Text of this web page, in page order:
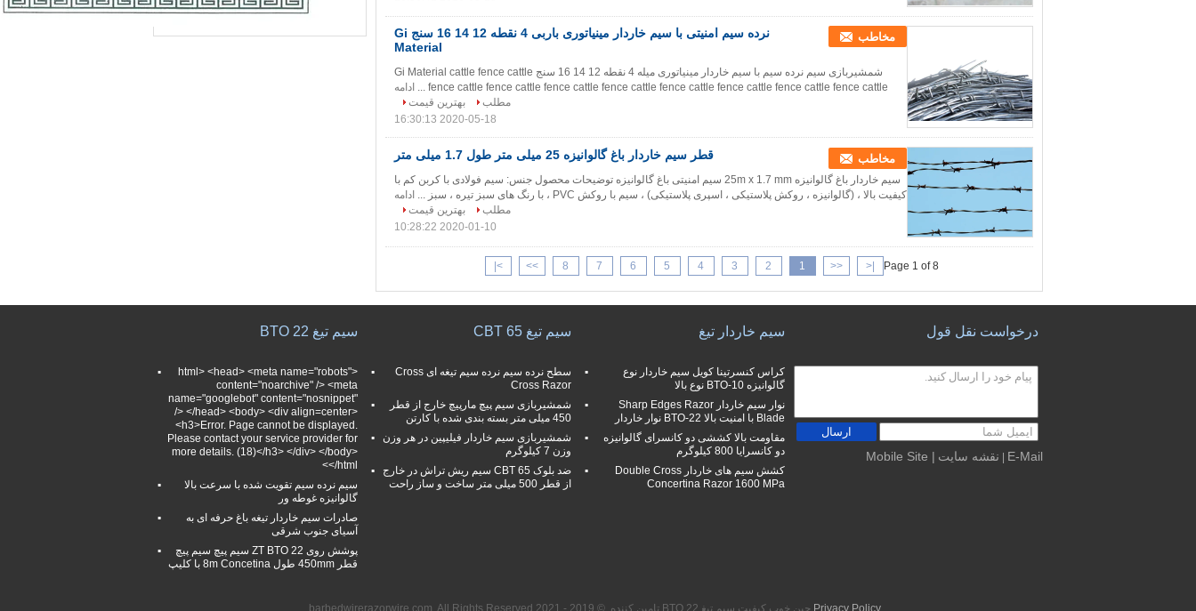
نرده سیم امنیتی با سیم خاردار مینیاتوری باربی 4 نقطه 12 14 16 سنج Gi
Material
مخاطب
شمشیربازی سیم نرده سیم با سیم خاردار مینیاتوری میله 4 نقطه 12 14 16 سنج Gi Material cattle fence cattle
fence cattle fence cattle fence cattle fence cattle fence cattle fence cattle fence cattle fence cattle ...
ادامه
مطلب
بهترین قیمت
2020-05-18 16:30:13
قطر سیم خاردار باغ گالوانیزه 25 میلی متر طول 1.7 میلی متر مخاطب
سیم خاردار باغ گالوانیزه 25m x 1.7 mm سیم امنیتی باغ گالوانیزه توضیحات محصول جنس: سیم فولادی با کربن کم با
کیفیت بالا ، (گالوانیزه ، روکش پلاستیکی ، اسپری پلاستیکی) ، سیم با روکش PVC ، با رنگ های سبز تیره ، سبز ...
ادامه
مطلب
بهترین قیمت
2020-01-10 10:28:22
Page 1 of 8
|<
<<
1
2
3
4
5
6
7
8
>>
>|
سیم تیغ BTO 22
<html> <head> <meta name="robots"
content="noarchive" /> <meta
name="googlebot" content="nosnippet"
/> </head> <body> <div align=center>
<h3>Error. Page cannot be displayed.
Please contact your service provider for
more details. (18)</h3> </div> </body>
</html>
سیم نرده سیم تقویت شده با سرعت بالا
گالوانیزه غوطه ور
صادرات سیم خاردار تیغه باغ حرفه ای به
آسیای جنوب شرقی
پوشش روی ZT BTO 22 سیم پیچ سیم پیچ
قطر 450mm طول 8m Concetina با کلیپ
سیم تیغ CBT 65
سطح نرده سیم نرده سیم تیغه ای Cross
Cross Razor
شمشیربازی سیم پیچ مارپیچ خارج از قطر
450 میلی متر بسته بندی شده با کارتن
شمشیربازی سیم خاردار فیلیپین در هر وزن
وزن 7 کیلوگرم
ضد بلوک CBT 65 سیم ریش تراش در خارج
از قطر 500 میلی متر ساخت و ساز راحت
سیم خاردار تیغ
کراس کنسرتینا کویل سیم خاردار نوع
گالوانیزه BTO-10 نوع بالا
نوار سیم خاردار Sharp Edges Razor
Blade با امنیت بالا BTO-22 نوار خاردار
مقاومت بالا کششی دو كانسرای گالوانیزه
دو كانسرایا 800 كيلوگرم
کشش سیم های خاردار Double Cross
Concertina Razor 1600 MPa
درخواست نقل قول
ارسال
E-Mail نقشه سایت | Mobile Site
Privacy Policy چین خوب کیفیت سیم تیغ BTO 22 تامین کننده. © 2019 - 2021 barbedwirerazorwire.com. All Rights Reserved.